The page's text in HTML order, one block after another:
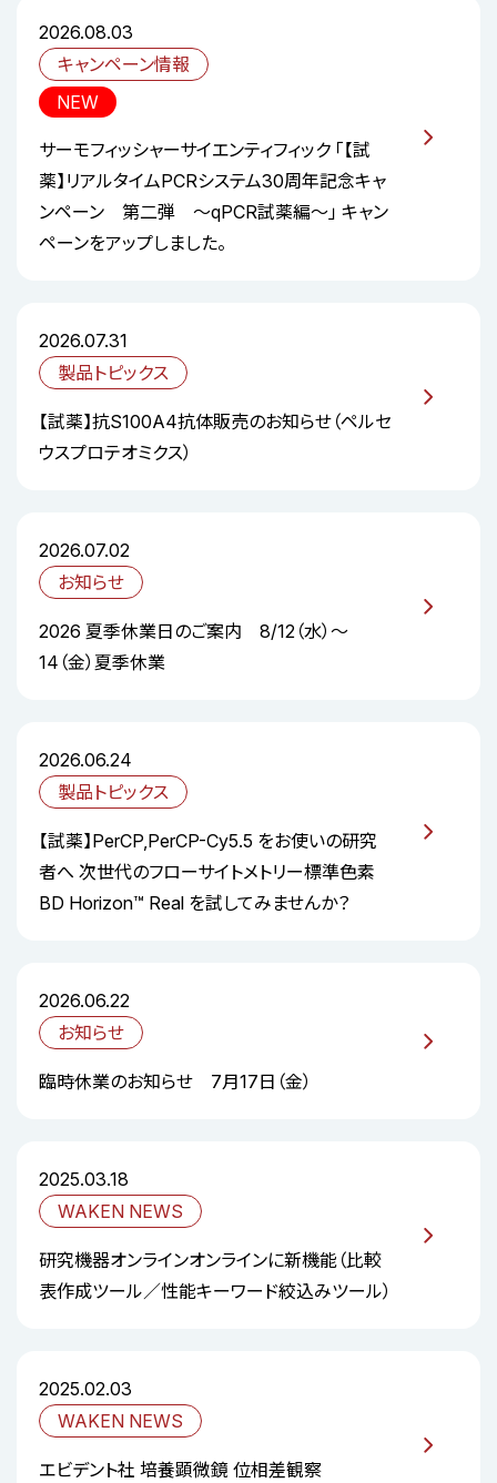
2026.08.03
キャンペーン情報
NEW
サーモフィッシャーサイエンティフィック 「【試
薬】リアルタイムPCRシステム30周年記念キャ
ンペーン 第二弾 ～qPCR試薬編～」 キャン
ペーンをアップしました。
2026.07.31
製品トピックス
【試薬】抗S100A4抗体販売のお知らせ（ペルセ
ウスプロテオミクス）
2026.07.02
お知らせ
2026 夏季休業日のご案内 8/12（水）～
14（金）夏季休業
2026.06.24
製品トピックス
【試薬】PerCP,PerCP-Cy5.5 をお使いの研究
者へ 次世代のフローサイトメトリー標準色素
BD Horizon™ Real を試してみませんか？
2026.06.22
お知らせ
臨時休業のお知らせ 7月17日（金）
2025.03.18
WAKEN NEWS
研究機器オンラインオンラインに新機能（比較
表作成ツール／性能キーワード絞込みツール）
2025.02.03
WAKEN NEWS
エビデント社 培養顕微鏡 位相差観察